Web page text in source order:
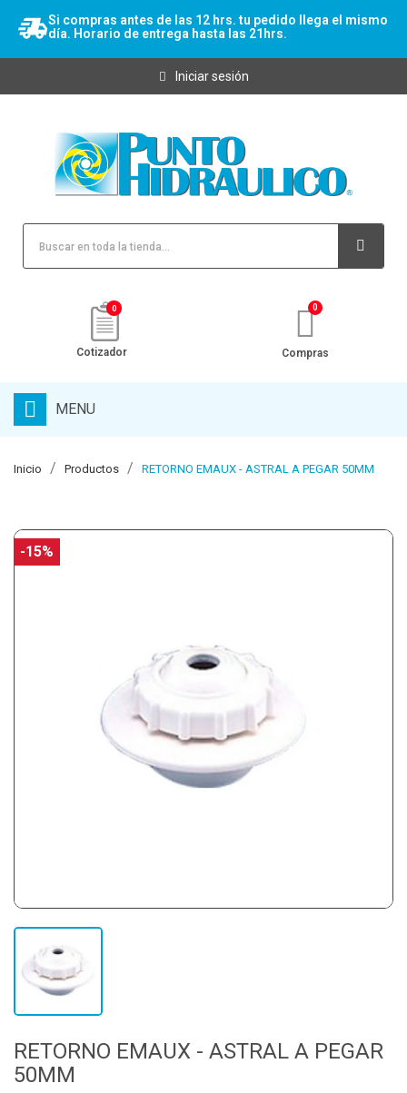
Si compras antes de las 12 hrs. tu pedido llega el mismo
día. Horario de entrega hasta las 21hrs.
Iniciar sesión
0
Cotizador Compras
MENU
Inicio Productos RETORNO EMAUX - ASTRAL A PEGAR 50MM
-15%
RETORNO EMAUX - ASTRAL A PEGAR
50MM